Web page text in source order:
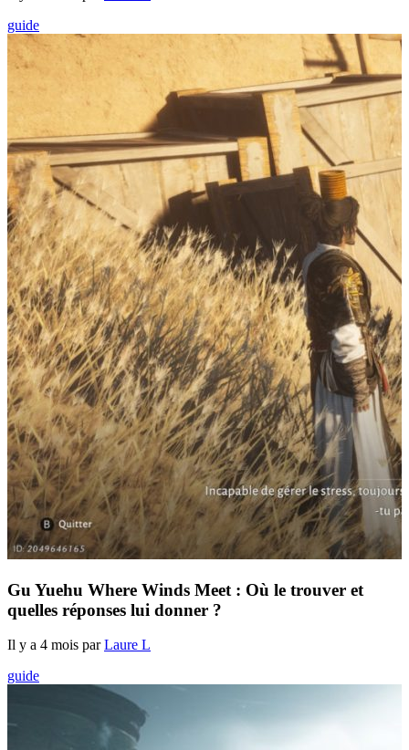
guide
Gu Yuehu Where Winds Meet : Où le trouver et
quelles réponses lui donner ?
Il y a 4 mois parLaure L
guide